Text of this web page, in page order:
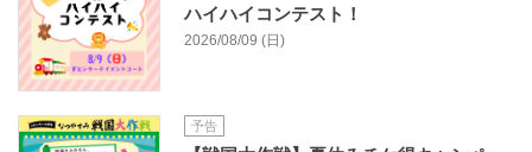
ハイハイコンテスト！
2026/08/09 (日)
予告